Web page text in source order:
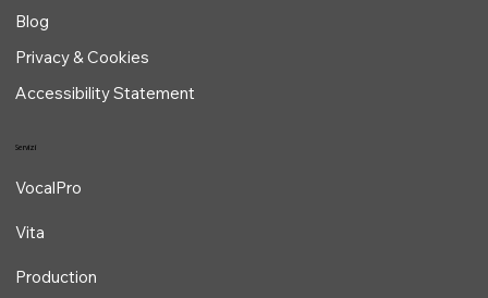
Blog
Privacy & Cookies
Accessibility Statement
Servizi
VocalPro
Vita
Production